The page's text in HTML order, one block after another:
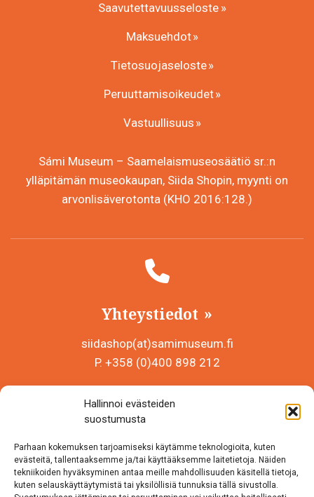
Hallinnoi evästeiden
suostumusta
Parhaan kokemuksen tarjoamiseksi käytämme teknologioita, kuten
evästeitä, tallentaaksemme ja/tai käyttääksemme laitetietoja. Näiden
tekniikoiden hyväksyminen antaa meille mahdollisuuden käsitellä tietoja,
kuten selauskäyttäytymistä tai yksilöllisiä tunnuksia tällä sivustolla.
Saavutettavuusseloste
Maksuehdot
Tietosuojaseloste
Peruuttamisoikeudet
Vastuullisuus
Sámi Museum – Saamelaismuseosäätiö sr.:n
ylläpitämän museokaupan, Siida Shopin, myynti on
arvonlisäverotonta (KHO 2016:128.)
Yhteystiedot
siidashop(at)samimuseum.fi
P. +358 (0)400 898 212
Y-tunnus 0625907-2
Inarintie 46
99870 Inari